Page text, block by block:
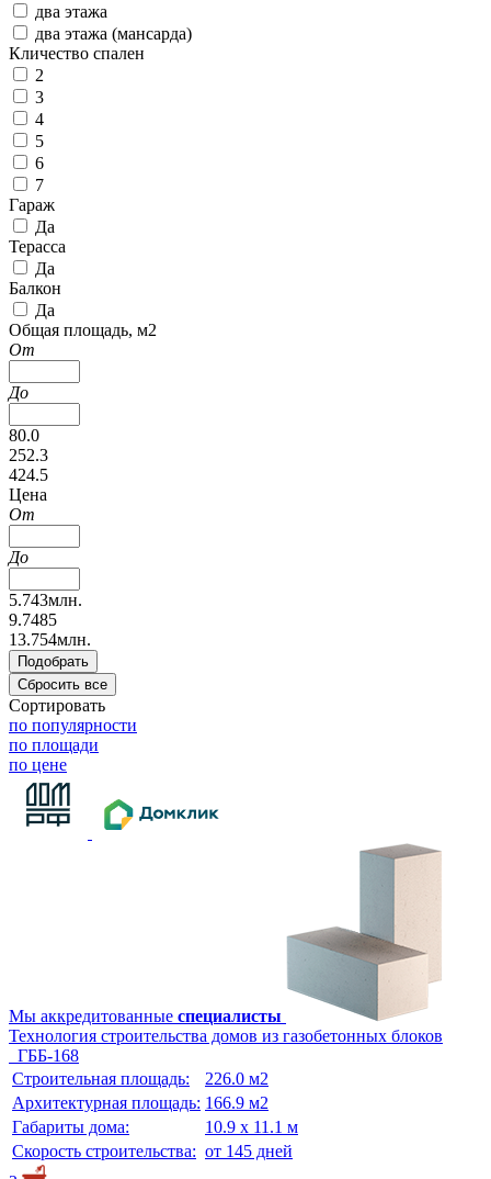
два этажа
два этажа (мансарда)
Кличество спален
2
3
4
5
6
7
Гараж
Да
Терасса
Да
Балкон
Да
Общая площадь, м2
От
До
80.0
252.3
424.5
Цена
От
До
5.743млн.
9.7485
13.754млн.
Сортировать
по популярности
по площади
по цене
Мы аккредитованные специалисты
Технология строительства домов из газобетонных блоков
ГББ-168
Строительная площадь:
226.0 м2
Архитектурная площадь: 166.9 м2
Габариты дома:
10.9 х 11.1 м
Скорость строительства: от 145 дней